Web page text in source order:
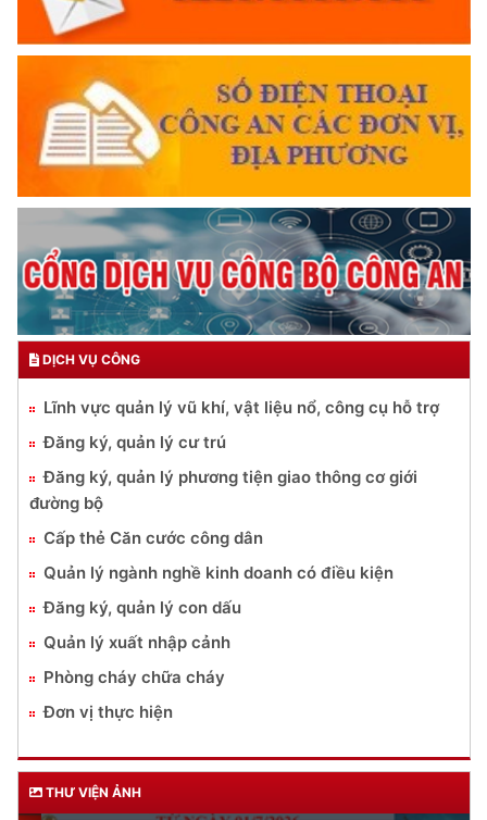
DỊCH VỤ CÔNG
Lĩnh vực quản lý vũ khí, vật liệu nổ, công cụ hỗ trợ
Đăng ký, quản lý cư trú
Đăng ký, quản lý phương tiện giao thông cơ giới
đường bộ
Cấp thẻ Căn cước công dân
Quản lý ngành nghề kinh doanh có điều kiện
Đăng ký, quản lý con dấu
Quản lý xuất nhập cảnh
Phòng cháy chữa cháy
Đơn vị thực hiện
THƯ VIỆN ẢNH